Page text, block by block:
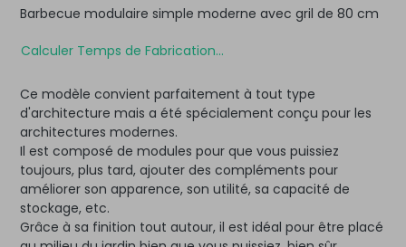
Barbecue modulaire simple moderne avec gril de 80 cm
Calculer Temps de Fabrication...
Ce modèle convient parfaitement à tout type
d'architecture mais a été spécialement conçu pour les
architectures modernes.
Il est composé de modules pour que vous puissiez
toujours, plus tard, ajouter des compléments pour
améliorer son apparence, son utilité, sa capacité de
stockage, etc.
Grâce à sa finition tout autour, il est idéal pour être placé